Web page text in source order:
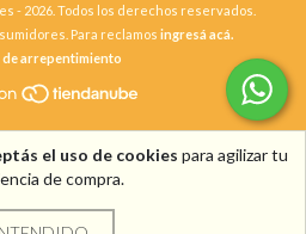
el uso de cookies para agilizar tu
de compra.
- 2026. Todos los derechos reservados.
Para reclamos ingresá acá.
arrepentimiento